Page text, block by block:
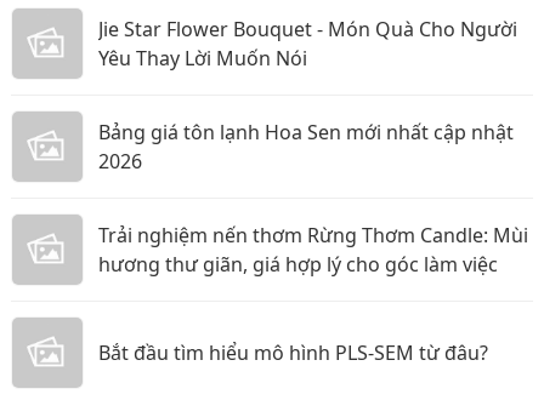
Jie Star Flower Bouquet - Món Quà Cho Người
Yêu Thay Lời Muốn Nói
Bảng giá tôn lạnh Hoa Sen mới nhất cập nhật
2026
Trải nghiệm nến thơm Rừng Thơm Candle: Mùi
hương thư giãn, giá hợp lý cho góc làm việc
Bắt đầu tìm hiểu mô hình PLS-SEM từ đâu?